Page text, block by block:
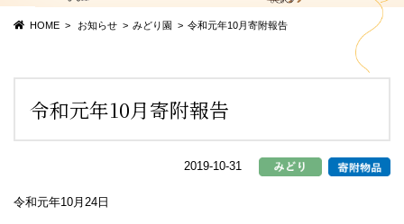
HOME お知らせ みどり園 令和元年10月寄附報告
令和元年10月寄附報告
2019-10-31
令和元年10月24日